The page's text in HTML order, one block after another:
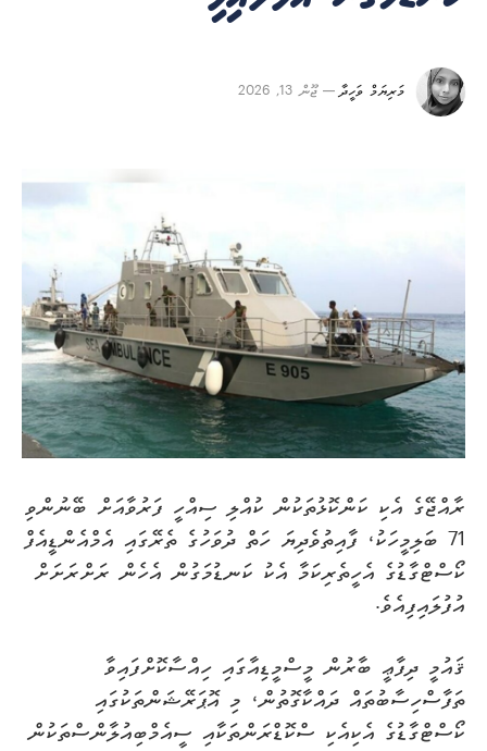
މަރިޔަމް ވަހީދާ ޖޫން 13, 2026
ރާއްޖޭގެ އެކި ކަންކޮޅުތަކުން ކުއްލި ސިއްހީ ފަރުވާއަށް ބޭނުންވި
71 ބަލިމީހަކު، ފާއިތުވެދިޔަ ހަތް ދުވަހުގެ ތެރޭގައި އެމްއެންޑީއެފް
ކޯސްޓްގާޑުގެ އެހީތެރިކަމާ އެކު ކަނޑުމަގުން އެހެން ރަށްރަށަށް
އުފުލައިފިއެވެ.
ޤައުމީ ދިފާޢީ ބާރުން މީސްމީޑިއާގައި ހިއްސާކޮށްފައިވާ
ތަފާސްހިސާބުތައް ދައްކާގޮތުން، މި އޮޕަރޭޝަންތަކުގައި
ކޯސްޓްގާޑުގެ އެކިއެކި ސްކޮޑްރަންތަކާއި ސީއެމްބިއުލާންސްތަކުން